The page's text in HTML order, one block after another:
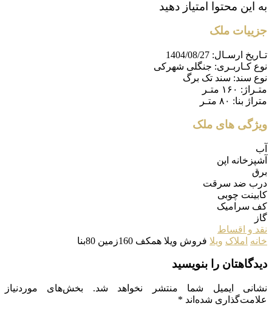
به این محتوا امتیاز دهید
جزییات ملک
تـاریخ ارسـال: 1404/08/27
نوع کـاربـری: جنگلی شهرکی
نوع سند: سند تک برگ
متـراژ: ۱۶۰ متـر
متراژ بنا: ۸۰ متـر
ویژگی های ملک
آب
آشپزخانه اپن
برق
درب ضد سرقت
کابینت چوبی
کف سرامیک
گاز
نقد و اقساط
خانه املاک ویلا فروش ویلا همکف 160زمین 80بنا
دیدگاهتان را بنویسید
نشانی ایمیل شما منتشر نخواهد شد.
بخش‌های موردنیاز
علامت‌گذاری شده‌اند *